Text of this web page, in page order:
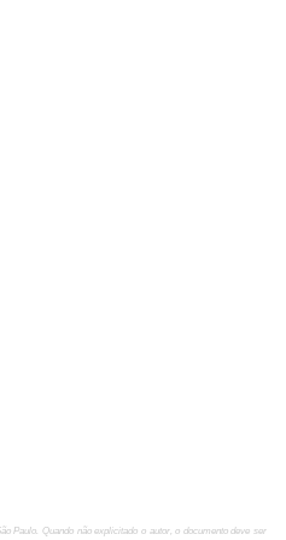
Paulo. Quando não explicitado o autor, o documento deve ser